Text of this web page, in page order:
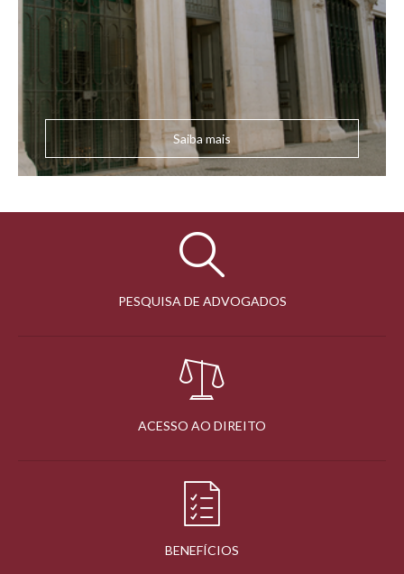
Saiba mais
PESQUISA DE ADVOGADOS
ACESSO AO DIREITO
BENEFÍCIOS